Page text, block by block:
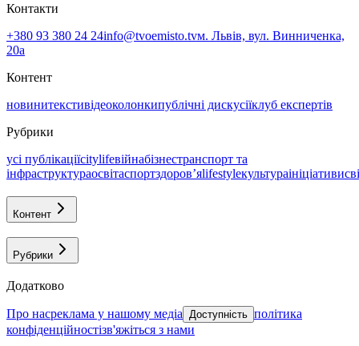
Контакти
+380 93 380 24 24info@tvoemisto.tvм. Львів, вул. Винниченка,
20а
Контент
новинитекстивідеоколонкипублічні дискусіїклуб експертів
Рубрики
усі публікаціїcitylifeвійнабізнестранспорт та
інфраструктураосвітаспортздоровʼяlifestyleкультураініціативи
Контент
Рубрики
Додатково
про насреклама у нашому медіа Доступність політика
конфіденційностізв'яжіться з нами